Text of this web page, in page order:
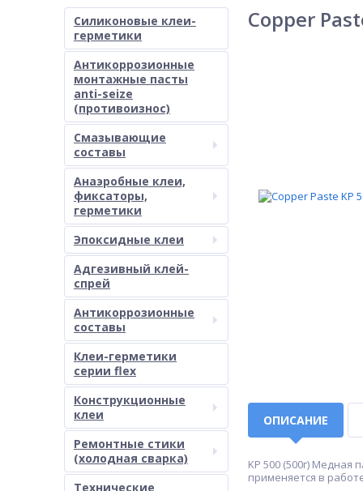
Силиконовые клеи-
герметики
Антикоррозионные
монтажные пасты
anti-seize
(противоизнос)
Смазывающие
составы
Анаэробные клеи,
фиксаторы,
герметики
Эпоксидные клеи
Адгезивный клей-
спрей
Антикоррозионные
составы
Клеи-герметики
серии flex
Конструкционные
клеи
Ремонтные стики
(холодная сварка)
Технические
Copper
ОПИСАНИЕ
KP 500 (500г)
применяется в